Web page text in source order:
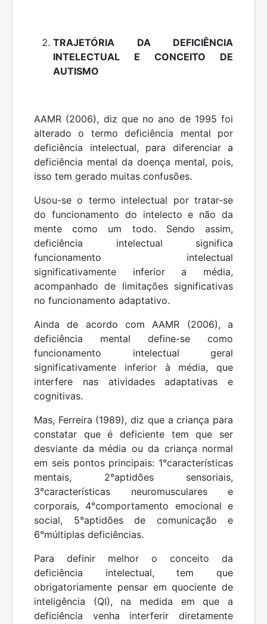
TRAJETÓRIA DA DEFICIÊNCIA
INTELECTUAL E CONCEITO DE
AUTISMO
AAMR (2006), diz que no ano de 1995 foi
alterado o termo deficiência mental por
deficiência intelectual, para diferenciar a
deficiência mental da doença mental, pois,
isso tem gerado muitas confusões.
Usou-se o termo intelectual por tratar-se
do funcionamento do intelecto e não da
mente como um todo. Sendo assim,
deficiência intelectual significa
funcionamento intelectual
significativamente inferior a média,
acompanhado de limitações significativas
no funcionamento adaptativo.
Ainda de acordo com AAMR (2006), a
deficiência mental define-se como
funcionamento intelectual geral
significativamente inferior à média, que
interfere nas atividades adaptativas e
cognitivas.
Mas, Ferreira (1989), diz que a criança para
constatar que é deficiente tem que ser
desviante da média ou da criança normal
em seis pontos principais: 1°características
mentais, 2°aptidões sensoriais,
3°características neuromusculares e
corporais, 4°comportamento emocional e
social, 5°aptidões de comunicação e
6°múltiplas deficiências.
Para definir melhor o conceito da
deficiência intelectual, tem que
obrigatoriamente pensar em quociente de
inteligência (QI), na medida em que a
deficiência venha interferir diretamente